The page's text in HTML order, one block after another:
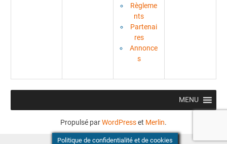
Règleme
nts
Partenai
res
Annonce
s
MENU
Propulsé parWordPresset Merlin.
Politique de confidentialité et de cookies